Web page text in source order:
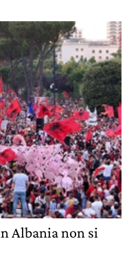
Albania non si